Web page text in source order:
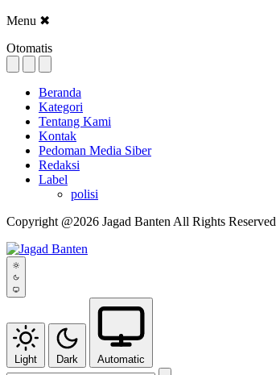
Menu ✖
Otomatis
Beranda
Kategori
Tentang Kami
Kontak
Pedoman Media Siber
Redaksi
Label
polisi
Copyright @2026 Jagad Banten All Rights Reserved
Light Dark Automatic